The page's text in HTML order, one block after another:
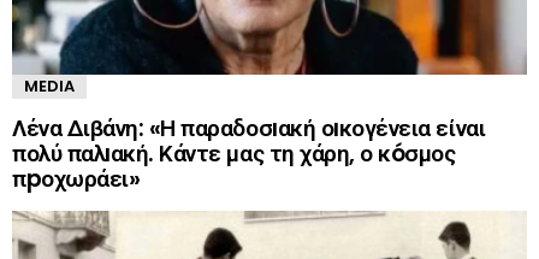
MEDIA
Λένα Διβάνη: «Η παραδοσıακή οıκογένεια είναι
πολύ παλıακή. Κάντε μας τη χάρη, ο κóσμος
πpοχωράει»